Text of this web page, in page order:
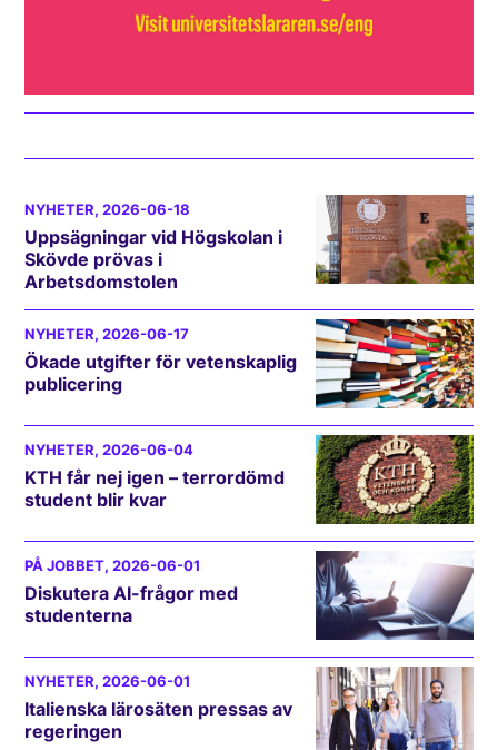
NYHETER, 2026-06-18
Uppsägningar vid Högskolan i
Skövde prövas i
Arbetsdomstolen
NYHETER, 2026-06-17
Ökade utgifter för vetenskaplig
publicering
NYHETER, 2026-06-04
KTH får nej igen – terrordömd
student blir kvar
PÅ JOBBET, 2026-06-01
Diskutera AI-frågor med
studenterna
NYHETER, 2026-06-01
Italienska lärosäten pressas av
regeringen